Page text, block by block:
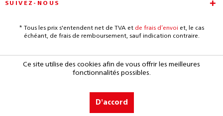
SUIVEZ-NOUS
* Tous les prix s'entendent net de TVA et de frais d’envoi et, le cas
échéant, de frais de remboursement, sauf indication contraire.
Ce site utilise des cookies afin de vous offrir les meilleures
fonctionnalités possibles.
D'accord